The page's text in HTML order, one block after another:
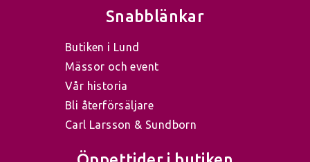
Snabblänkar
Butiken i Lund
Mässor och event
Vår historia
Bli återförsäljare
Carl Larsson & Sundborn